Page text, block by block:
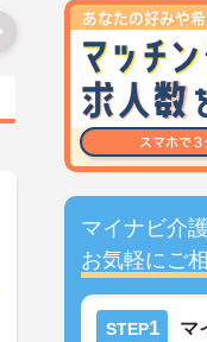
マイナビ介
お気軽にご
STEP1 マ